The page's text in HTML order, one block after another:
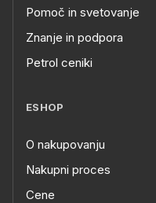
Pomoč in svetovanje
Znanje in podpora
Petrol ceniki
ESHOP
O nakupovanju
Nakupni proces
Cene